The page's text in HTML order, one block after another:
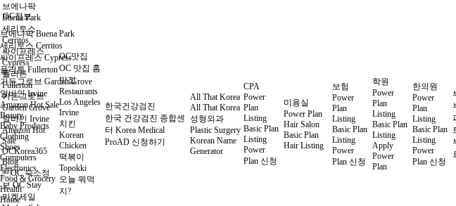
OC정보
브에나팍 Buena Park
세리토스 Cerritos
싸이프레스 Cypress
플러튼 Fullerton
가든그로브 Garden Grove
얼바인 Irvine
Amazon Hot Sale
Beauty
Baby Products
Clothing
Shoes
Computers
Electronics
Food & Grocery
Health
Home
브에나팍
Buena Park
세리토스
Cerritos
싸이프레스
Cypress
플러튼
Fullerton
가든그로브
Garden Grove
얼바인 Irvine
Amazon Hot
Sale
OCKorea365
Blog
OC 숙소정
보 OC Stay
마켓세일
OC맛집
OC 맛집 홈
맛집
Restaurants
Los Angeles
Irvine
치킨
Korean
Chicken
떡볶이
Topokki
오늘 뭐먹
지?
한국건강검진
한국 건강검진 종합센
터 Korea Medical
ProAD 신청하기
All That Korea
All That Korea
성형외과
Plastic Surgery
Korean Name
Generator
CPA
Power
Plan
Listing
Basic Plan
Listing
Power
Plan 신청
미용실
Power Plan
Hair Salon
Basic Plan
Hair Listing
보험
Power
Plan
Listing
Basic Plan
Listing
Power
Plan 신청
학원
Power
Plan
Listing
Basic Plan
Listing
Apply
Power
Plan
한의원
Power
Plan
Listing
Basic Plan
Listing
Power
Plan 신청